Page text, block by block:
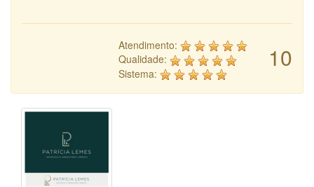
10
Atendimento:
Qualidade:
Sistema: